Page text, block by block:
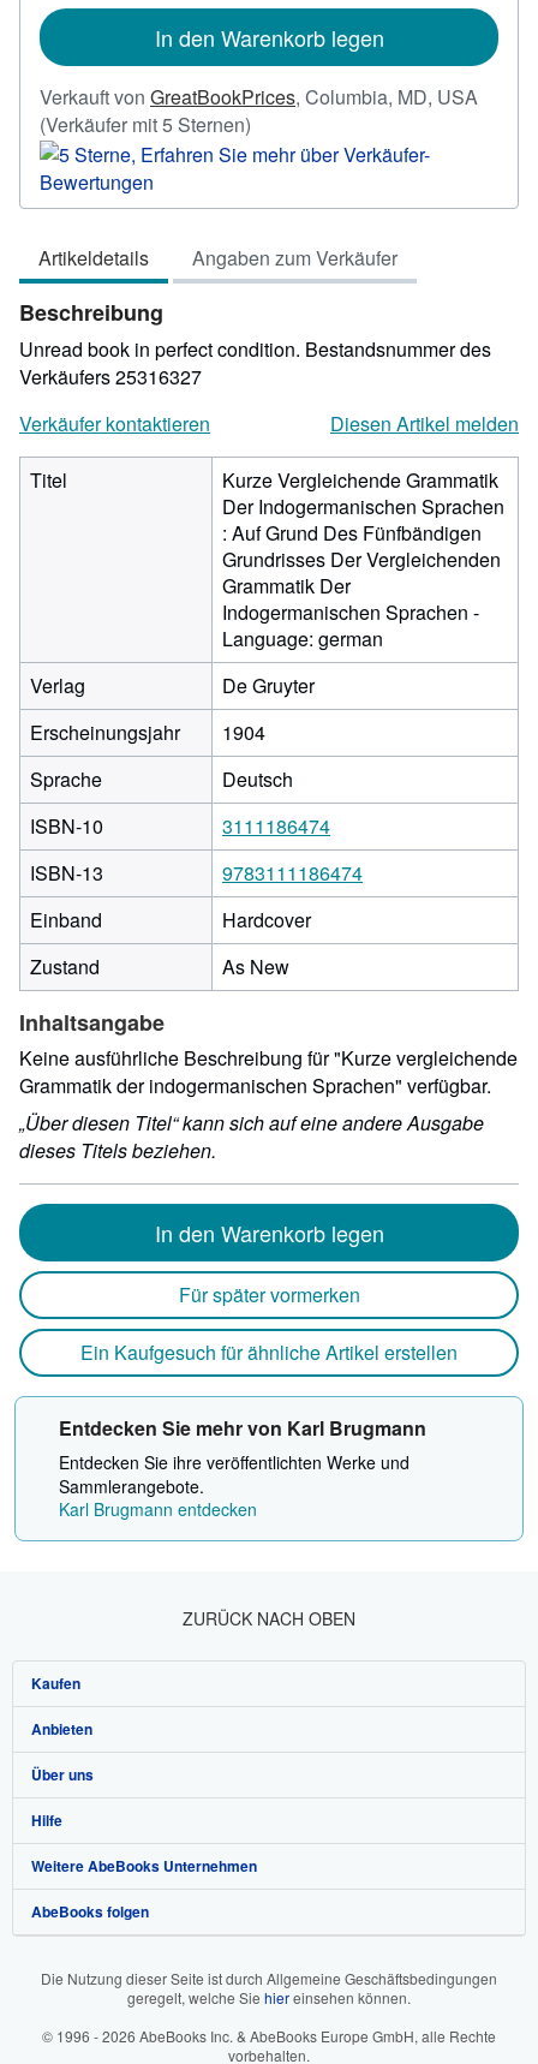
In den Warenkorb legen
Verkauft von GreatBookPrices, Columbia, MD, USA
(Verkäufer mit 5 Sternen)
5
5
Artikeldetails
Angaben zum Verkäufer
Beschreibung
Unread book in perfect condition. Bestandsnummer des
Verkäufers 25316327
Verkäufer kontaktieren
Diesen Artikel melden
Titel
Kurze Vergleichende Grammatik
Der Indogermanischen Sprachen
: Auf Grund Des Fünfbändigen
Grundrisses Der Vergleichenden
Grammatik Der
Indogermanischen Sprachen -
Language: german
Verlag
De Gruyter
Erscheinungsjahr
1904
Sprache
Deutsch
ISBN-10
3111186474
ISBN-13
9783111186474
Einband
Hardcover
Zustand
As New
Inhaltsangabe
Keine ausführliche Beschreibung für "Kurze vergleichende
Grammatik der indogermanischen Sprachen" verfügbar.
„Über diesen Titel“ kann sich auf eine andere Ausgabe
dieses Titels beziehen.
In den Warenkorb legen
Für später vormerken
Ein Kaufgesuch für ähnliche Artikel erstellen
Entdecken Sie mehr von Karl Brugmann
Entdecken Sie ihre veröffentlichten Werke und
Sammlerangebote.
Karl Brugmann entdecken
ZURÜCK NACH OBEN
Kaufen
Detailsuche
Sammlungen
Nutzerkonto
Meine Bestellungen
Warenkorb
Anbieten
Verkäufer werden
Partnerprogramm
Empfehlen Sie einen Verkäufer
Über uns
Über uns / Impressum
Presse
Karriere
Cookie-Einstellungen
Cookie-Hinweis
Hilfe
Hilfebereich
Kundenservice
Weitere AbeBooks Unternehmen
AbeBooks.com
AbeBooks.it
AbeBooks folgen
Die Nutzung dieser Seite ist durch Allgemeine Geschäftsbedingungen
geregelt, welche Sie hiereinsehen können.
© 1996 - 2026 AbeBooks Inc. & AbeBooks Europe GmbH, alle Rechte
vorbehalten.